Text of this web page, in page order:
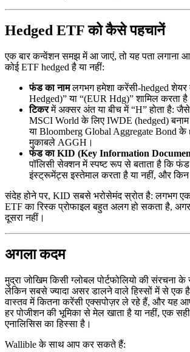
Hedged ETF को कैसे पहचानें
एक बार कन्वेंशन समझ में आ जाएं, तो यह पता लगाना
कोई ETF hedged है या नहीं:
फंड का नामलगभग हमेशा करेंसी-hedged शेयर
Hedged)” या “(EUR Hdg)” शामिल करता
टिकरमें अक्सर अंत या बीच में “H” होता है:
MSCI World के लिए IWDE (hedged)
या Bloomberg Global Aggregate Bond के
मुकाबले AGGH।
फंड का KID (Key Information
पॉलिसी सेक्शन में स्पष्ट रूप से बताता है कि
इंस्ट्रूमेंट्स इस्तेमाल करता है या नहीं, और किन
संदेह होने पर, KID सबसे भरोसेमंद स्रोत है: लगभग
ETF का रिस्क प्रोफाइल बहुत अलग हो सकता है,
दूसरा नहीं।
अगला कदम
मुद्रा जोखिम किसी ग्लोबल पोर्टफोलियो की संरचना
लेकिन सबसे ज्यादा असर डालने वाले हिस्सों में से एक
वास्तव में कितना करेंसी एक्सपोज़र ले रहे हैं, और यह
हर पोजीशन की भूमिका से मेल खाता है या नहीं, एक सही
एनालिसिस का हिस्सा है।
Wallible के साथ आप कर सकते हैं: